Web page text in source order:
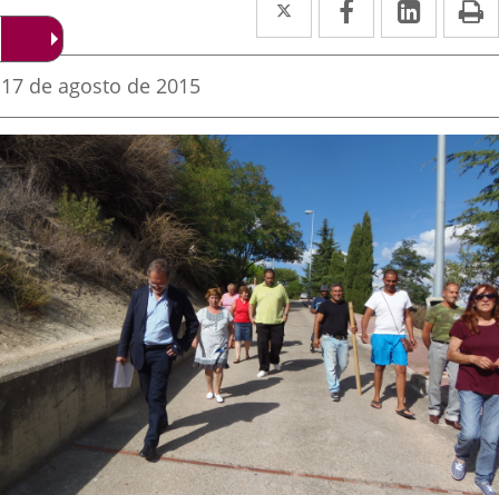
a
aplicación
a
aplicación
externa.
a
Fecha
la
noticia
17 de agosto de 2015